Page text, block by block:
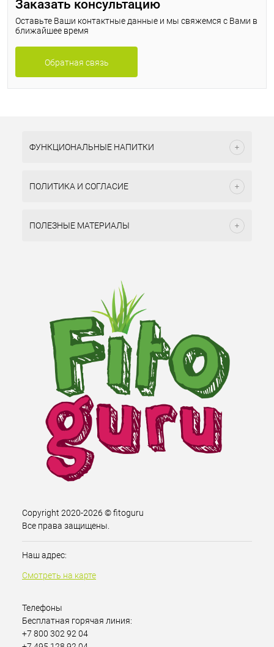
Заказать консультацию
Оставьте Ваши контактные данные и мы свяжемся с Вами в
ближайшее время
Обратная связь
ФУНКЦИОНАЛЬНЫЕ НАПИТКИ
ПОЛИТИКА И СОГЛАСИЕ
ПОЛЕЗНЫЕ МАТЕРИАЛЫ
Copyright 2020-2026 © fitoguru
Все права защищены.
Наш адрес:
Смотреть на карте
Телефоны
Бесплатная горячая линия:
+7 800 302 92 04